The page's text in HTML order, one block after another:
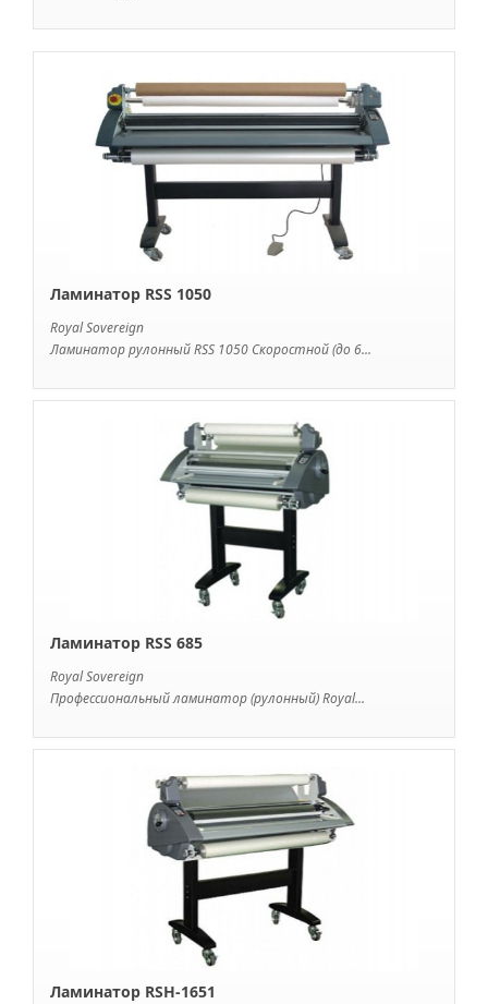
Ламинатор RSS 1050
Royal Sovereign
Ламинатор рулонный RSS 1050 Скоростной (до 6...
Ламинатор RSS 685
Royal Sovereign
Профессиональный ламинатор (рулонный) Royal...
Ламинатор RSН-1651